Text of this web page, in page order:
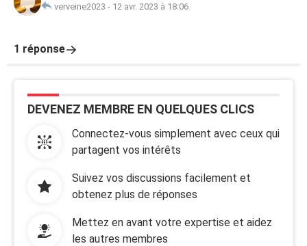
verveine2023 - 12 avr. 2023 à 18:06
1 réponse
DEVENEZ MEMBRE EN QUELQUES CLICS
Connectez-vous simplement avec ceux qui
partagent vos intérêts
Suivez vos discussions facilement et
obtenez plus de réponses
Mettez en avant votre expertise et aidez
les autres membres